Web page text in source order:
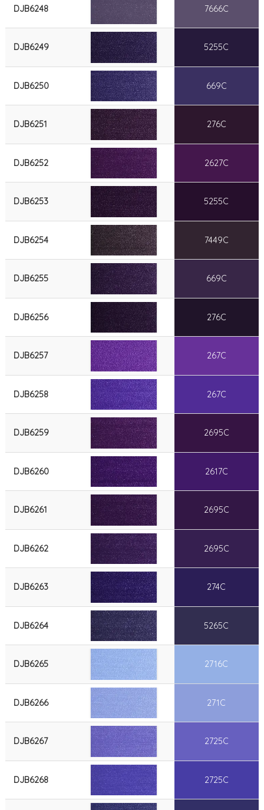
DJB6248 7666C
DJB6249 5255C
DJB6250 669C
DJB6251 276C
DJB6252 2627C
DJB6253 5255C
DJB6254 7449C
DJB6255 669C
DJB6256 276C
DJB6257 267C
DJB6258 267C
DJB6259 2695C
DJB6260 2617C
DJB6261 2695C
DJB6262 2695C
DJB6263 274C
DJB6264 5265C
DJB6265 2716C
DJB6266 271C
DJB6267 2725C
DJB6268 2725C